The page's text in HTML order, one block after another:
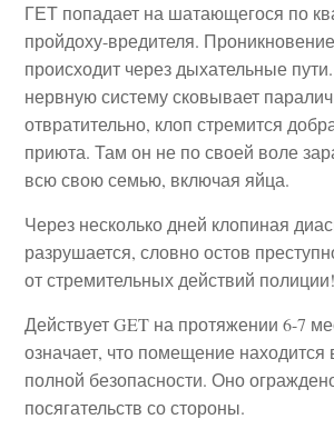
ГЕТ попадает на шатающегося по
пройдоху-вредителя.
происходит через дыхательные
нервную систему сковывает
отвратительно, клоп стремится
приюта. Там он не по своей воле
всю свою семью, включая яйца.
Через несколько дней клопиная
разрушается, словно остов
от стремительных действий полиции!
Действует GET на протяжении 6-7
означает, что помещение находится
полной безопасности. Оно
посягательств со стороны.